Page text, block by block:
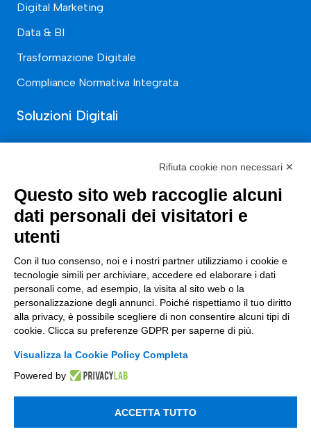
Digital Marketing
Data & BI
Trasformazione Digitale
Compliance Normativa Integrata
Soluzioni Digitali
Soluzioni Custom
Soluzioni AI
Contacts
info@tinextainnovationhub.com
Sede Legale: Corso Mazzini, 11 42015 Correggio (RE)
Rifiuta cookie non necessari ✕
Questo sito web raccoglie alcuni
dati personali dei visitatori e
utenti
Con il tuo consenso, noi e i nostri partner utilizziamo i cookie e
tecnologie simili per archiviare, accedere ed elaborare i dati
personali come, ad esempio, la visita al sito web o la
personalizzazione degli annunci. Poiché rispettiamo il tuo diritto
alla privacy, è possibile scegliere di non consentire alcuni tipi di
cookie. Clicca su preferenze GDPR per saperne di più.
Visualizza la Cookie Policy Completa
Powered by
ACCETTA TUTTO